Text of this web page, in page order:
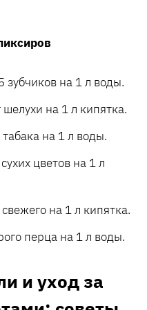
на 1 л воды.
на 1 л кипятка.
на 1 л воды.
цветов на 1 л
на 1 л кипятка.
перца на 1 л воды.
и уход за